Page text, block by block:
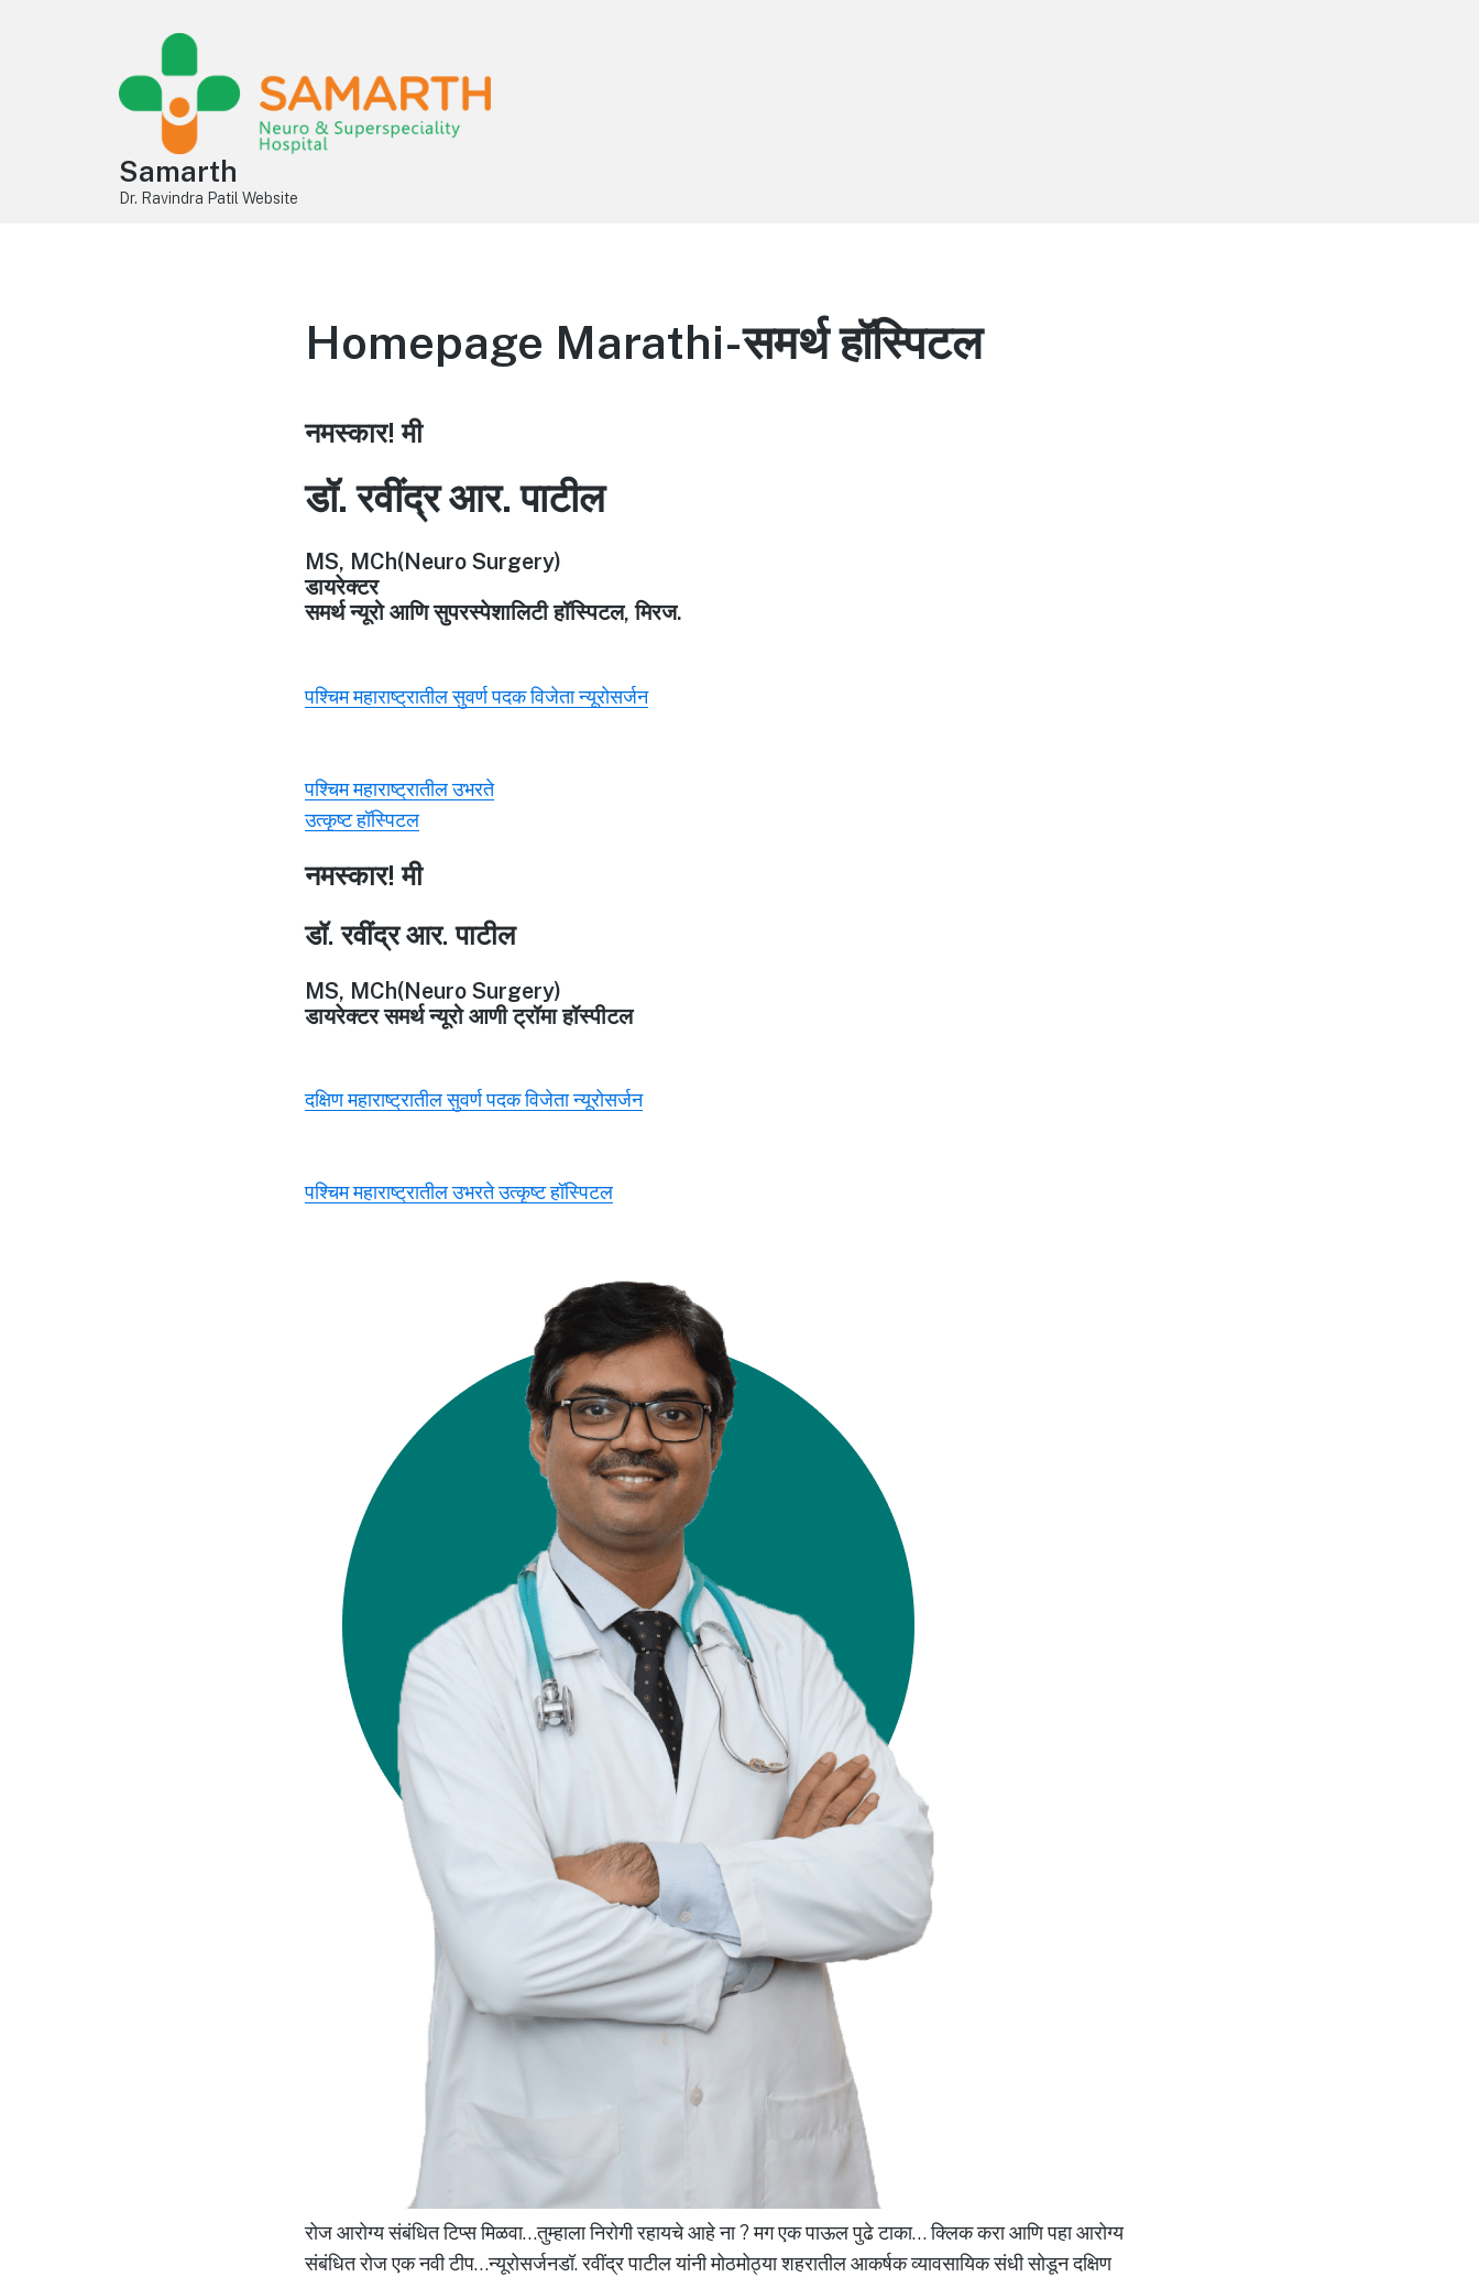
Samarth
Dr. Ravindra Patil Website
Homepage Marathi-समर्थ हॉस्पिटल
नमस्कार! मी
डॉ. रवींद्र आर. पाटील
MS, MCh(Neuro Surgery)
डायरेक्टर
समर्थ न्यूरो आणि सुपरस्पेशालिटी हॉस्पिटल, मिरज.
पश्चिम महाराष्ट्रातील सुवर्ण पदक विजेता न्यूरोसर्जन
पश्चिम महाराष्ट्रातील उभरते
उत्कृष्ट हॉस्पिटल
नमस्कार! मी
डॉ. रवींद्र आर. पाटील
MS, MCh(Neuro Surgery)
डायरेक्टर समर्थ न्यूरो आणी ट्रॉमा हॉस्पीटल
दक्षिण महाराष्ट्रातील सुवर्ण पदक विजेता न्यूरोसर्जन
पश्चिम महाराष्ट्रातील उभरते उत्कृष्ट हॉस्पिटल
रोज आरोग्य संबंधित टिप्स मिळवा…तुम्हाला निरोगी रहायचे आहे ना ? मग एक पाऊल पुढे टाका… क्लिक करा आणि पहा आरोग्य
संबंधित रोज एक नवी टीप…न्यूरोसर्जनडॉ. रवींद्र पाटील यांनी मोठमोठ्या शहरातील आकर्षक व्यावसायिक संधी सोडून दक्षिण